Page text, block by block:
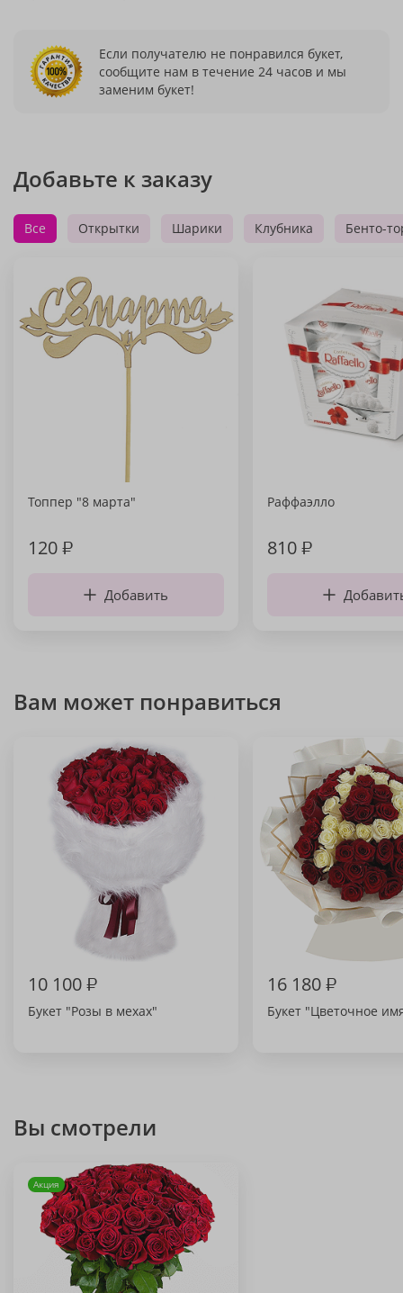
Если получателю не понравился букет,
сообщите нам в течение 24 часов и мы
заменим букет!
Добавьте к заказу
Все Открытки Шарики Клубника Бенто-
Топпер "8 марта"
120₽
Добавить
Раффаэлло
810₽
Вам может понравиться
10 100₽
Букет "Розы в мехах"
16 180₽
Букет "Цветочное
Вы смотрели
Акция